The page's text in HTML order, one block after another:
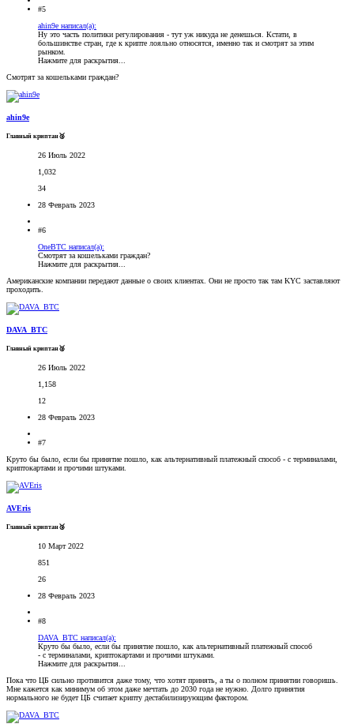
#5
ahin9e написал(а):
Ну это часть политики регулирования - тут уж никуда не денешься. Кстати, в
большинстве стран, где к крипте лояльно относятся, именно так и смотрят за этим
рынком.
Нажмите для раскрытия...
Смотрят за кошельками граждан?
ahin9e
Главный криптан🥈
26 Июль 2022
1,032
34
28 Февраль 2023
#6
OneBTC написал(а):
Смотрят за кошельками граждан?
Нажмите для раскрытия...
Американские компании передают данные о своих клиентах. Они не просто так там KYC заставляют
проходить.
DAVA_BTC
Главный криптан🥈
26 Июль 2022
1,158
12
28 Февраль 2023
#7
Круто бы было, если бы принятие пошло, как альтернативный платежный способ - с терминалами,
криптокартами и прочими штуками.
AVEris
Главный криптан🥉
10 Март 2022
851
26
28 Февраль 2023
#8
DAVA_BTC написал(а):
Круто бы было, если бы принятие пошло, как альтернативный платежный способ
- с терминалами, криптокартами и прочими штуками.
Нажмите для раскрытия...
Пока что ЦБ сильно противится даже тому, что хотят принять, а ты о полном принятии говоришь.
Мне кажется как минимум об этом даже мечтать до 2030 года не нужно. Долго принятия
нормального не будет ЦБ считает крипту дестабилизирующим фактором.